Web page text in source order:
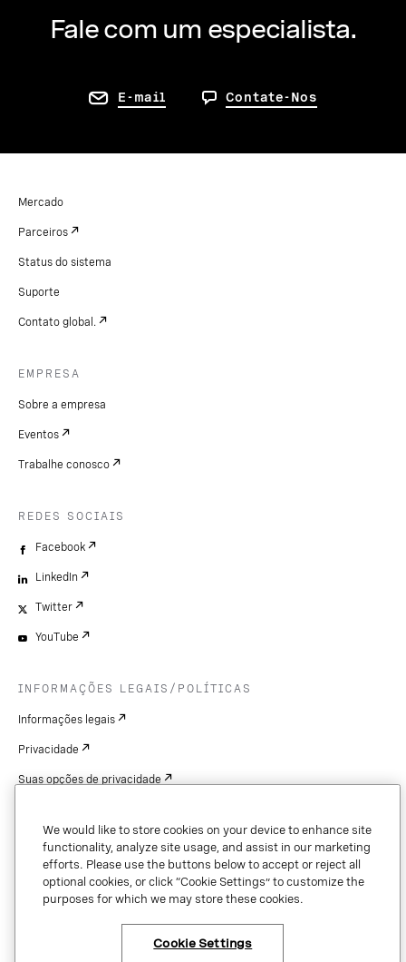
Fale com um especialista.
E-mail Contate-Nos
Mercado
Parceiros
Status do sistema
Suporte
Contato global.
EMPRESA
Sobre a empresa
Eventos
Trabalhe conosco
REDES SOCIAIS
Facebook
LinkedIn
Twitter
YouTube
INFORMAÇÕES LEGAIS/POLÍTICAS
Informações legais
Privacidade
Suas opções de privacidade
Copyright
Segurança e confiança
We would like to store cookies on your device to enhance site
functionality, analyze site usage, and assist in our marketing
efforts. Please use the buttons below to accept or reject all
optional cookies, or click “Cookie Settings” to customize the
purposes for which we may store these cookies.
Cookie Settings